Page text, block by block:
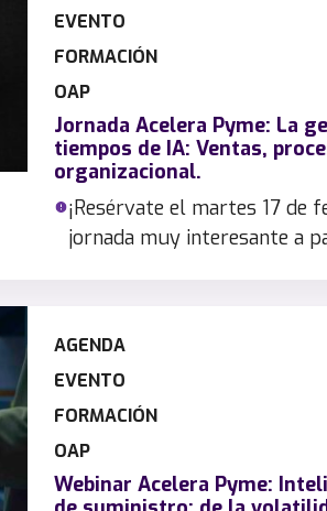
EVENTO
FORMACIÓN
OAP
Jornada Acelera Pyme: La
tiempos de IA: Ventas,
organizacional.
¡Resérvate el martes 17 de
jornada muy interesante a
AGENDA
EVENTO
FORMACIÓN
OAP
Webinar Acelera Pyme: